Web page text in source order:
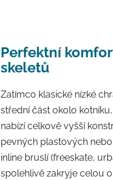
Perfektní
skeletů
Zatímco klasické nízké
střední část okolo
nabízí celkově vyšší
pevných plastových
inline bruslí (freeskate,
spolehlivě zakryje celou